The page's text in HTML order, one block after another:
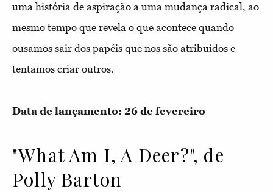
uma história de aspiração a uma mudança radical, ao
mesmo tempo que revela o que acontece quando
ousamos sair dos papéis que nos são atribuídos e
tentamos criar outros.
Data de lançamento: 26 de fevereiro
"What Am I, A Deer?", de
Polly Barton